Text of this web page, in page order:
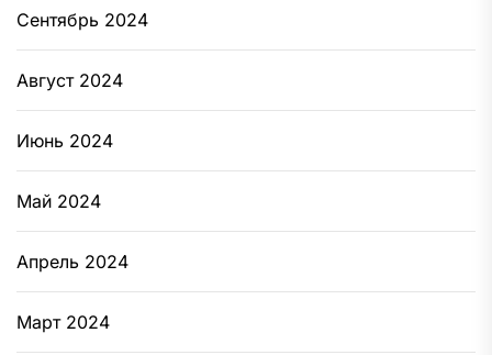
Сентябрь 2024
Август 2024
Июнь 2024
Май 2024
Апрель 2024
Март 2024